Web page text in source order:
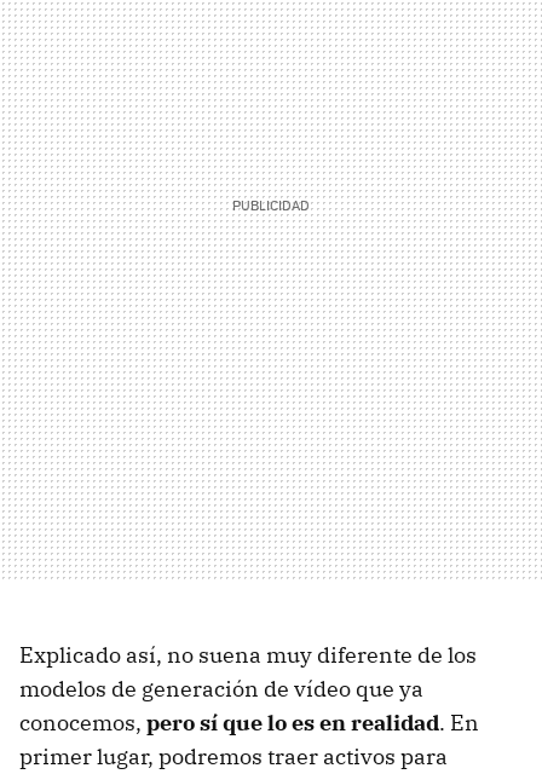
Explicado así, no suena muy diferente de los
modelos de generación de vídeo que ya
conocemos, pero sí que lo es en realidad. En
primer lugar, podremos traer activos para